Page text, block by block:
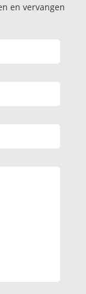
en vervangen